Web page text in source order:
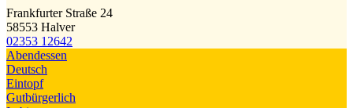
Frankfurter Straße 24
58553 Halver
02353 12642
Abendessen
Deutsch
Eintopf
Gutbürgerlich